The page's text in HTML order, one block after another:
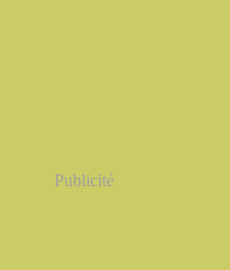
Publicité